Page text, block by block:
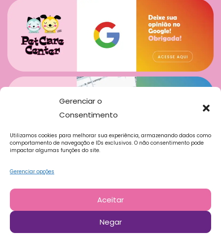
Gerenciar o
Consentimento
Utilizamos cookies para melhorar sua experiência, armazenando dados como
comportamento de navegação e IDs exclusivos. O não consentimento pode
impactar algumas funções do site.
Gerenciar opções
Aceitar
Negar